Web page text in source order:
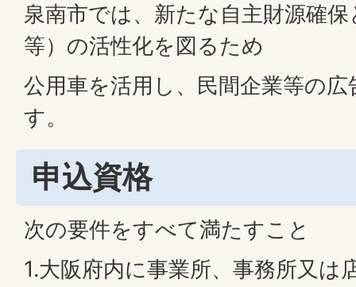
泉南市では、新たな自主財源確
等）の活性化を図るため
公用車を活用し、民間企業等の
す。
申込資格
次の要件をすべて満たすこと
1.大阪府内に事業所、事務所又は